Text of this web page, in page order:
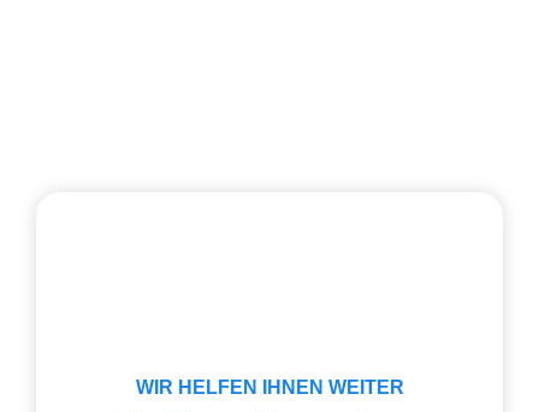
WIR HELFEN IHNEN WEITER